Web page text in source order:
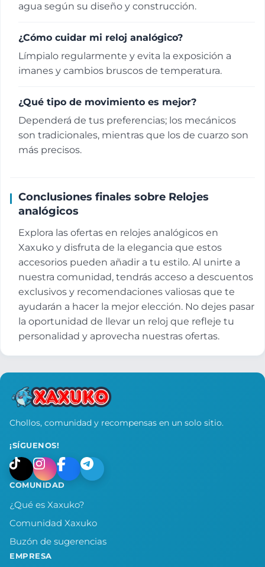
agua según su diseño y construcción.
¿Cómo cuidar mi reloj analógico?
Límpialo regularmente y evita la exposición a
imanes y cambios bruscos de temperatura.
¿Qué tipo de movimiento es mejor?
Dependerá de tus preferencias; los mecánicos
son tradicionales, mientras que los de cuarzo son
más precisos.
Conclusiones finales sobre Relojes
analógicos
Explora las ofertas en relojes analógicos en
Xaxuko y disfruta de la elegancia que estos
accesorios pueden añadir a tu estilo. Al unirte a
nuestra comunidad, tendrás acceso a descuentos
exclusivos y recomendaciones valiosas que te
ayudarán a hacer la mejor elección. No dejes pasar
la oportunidad de llevar un reloj que refleje tu
personalidad y aprovecha nuestras ofertas.
Chollos, comunidad y recompensas en un solo sitio.
¡SÍGUENOS!
COMUNIDAD
¿Qué es Xaxuko?
Comunidad Xaxuko
Buzón de sugerencias
EMPRESA